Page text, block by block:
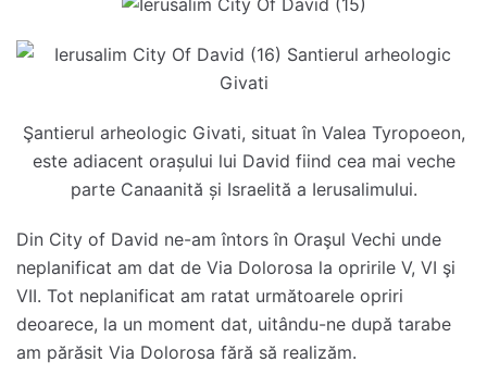
Şantierul arheologic Givati, situat în Valea Tyropoeon,
este adiacent orașului lui David fiind cea mai veche
parte Canaanită și Israelită a Ierusalimului.
Din City of David ne-am întors în Oraşul Vechi unde
neplanificat am dat de Via Dolorosa la opririle V, VI şi
VII. Tot neplanificat am ratat următoarele opriri
deoarece, la un moment dat, uitându-ne după tarabe
am părăsit Via Dolorosa fără să realizăm.